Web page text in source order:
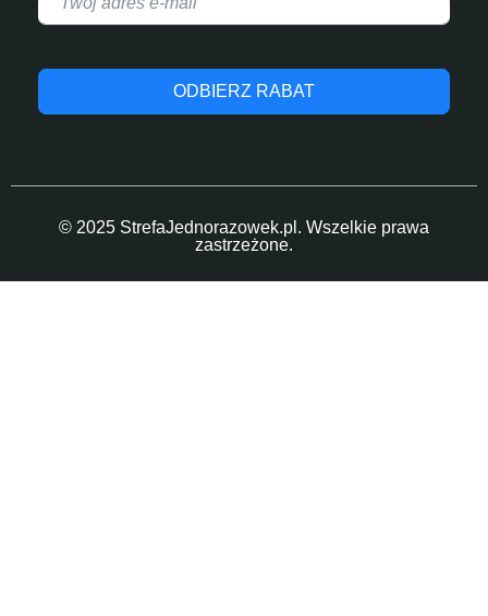
ODBIERZ RABAT
© 2025 StrefaJednorazowek.pl. Wszelkie prawa
zastrzeżone.